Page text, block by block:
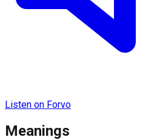
Listen on Forvo
Meanings